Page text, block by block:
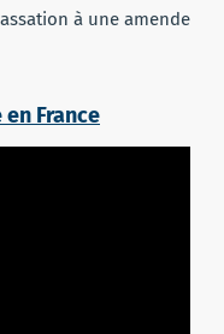
à une amende
France